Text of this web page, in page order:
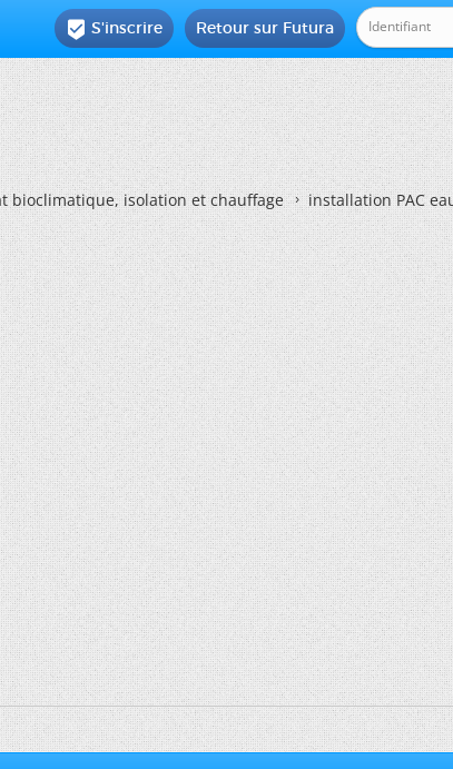
Retour sur Futura
 S'inscrire
bioclimatique, isolation et chauffage installation PAC